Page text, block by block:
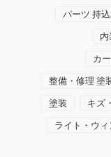
パーツ 持
カ
整備・修理 塗
塗装 キズ
ライト・ウ